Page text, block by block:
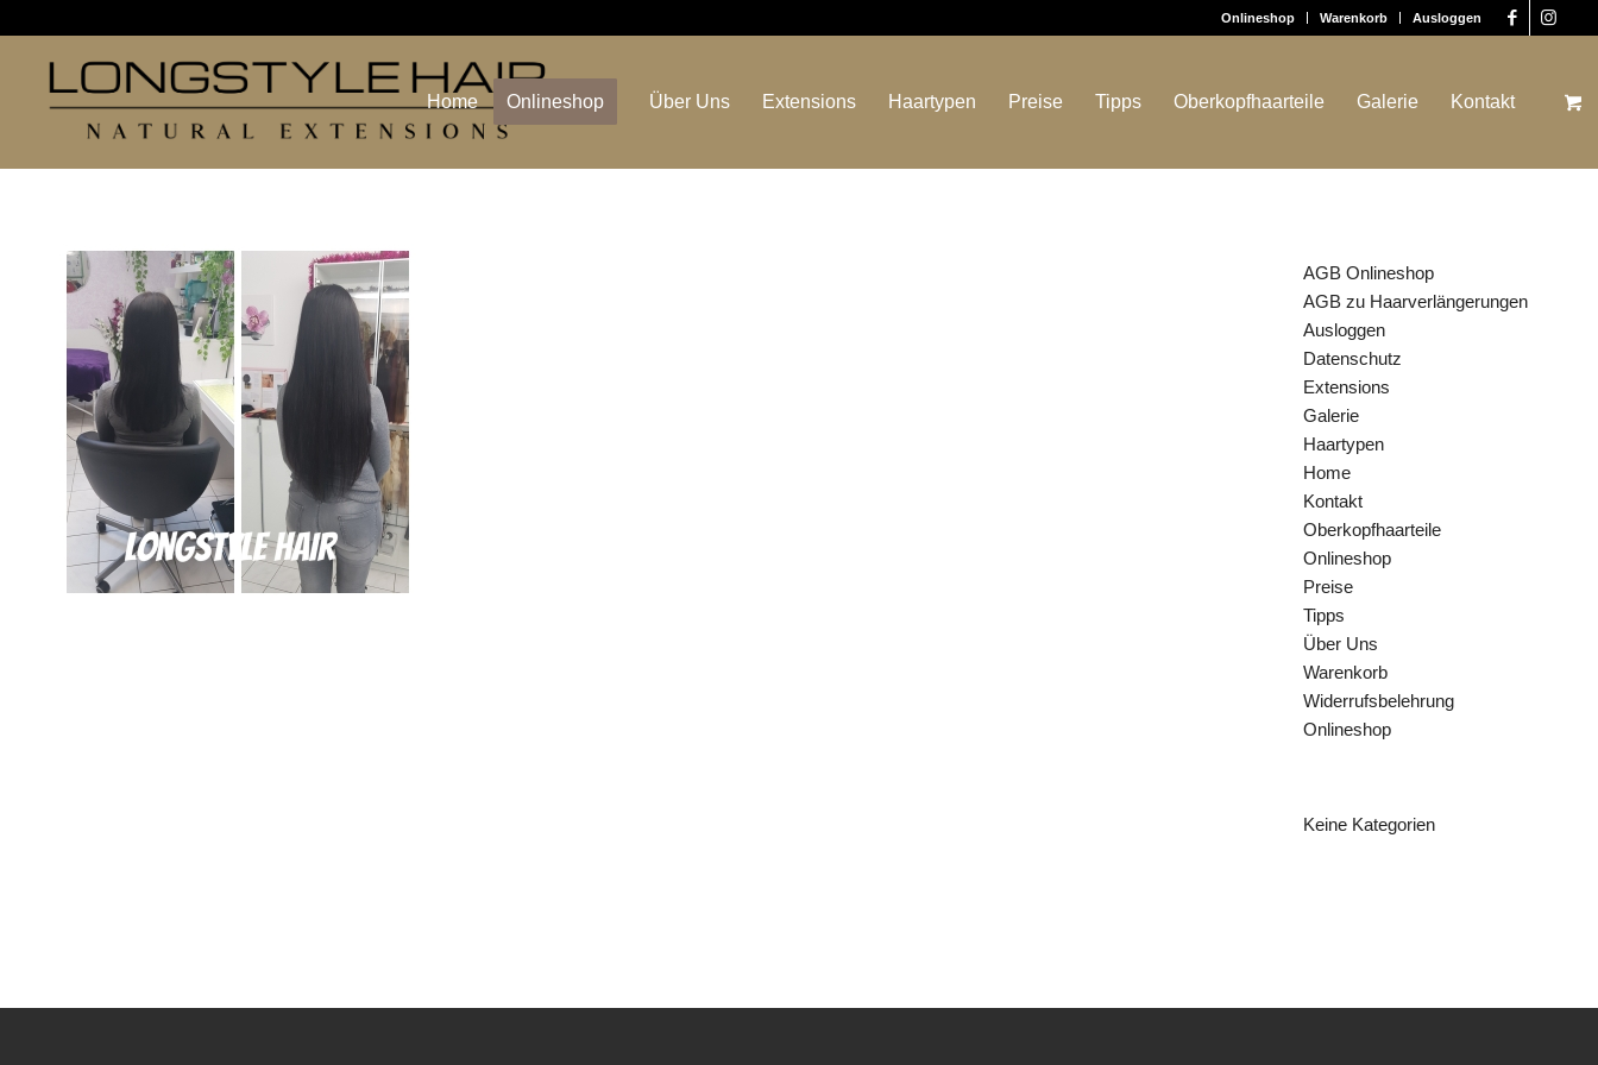
Onlineshop Warenkorb Ausloggen
Home Onlineshop Über Uns Extensions Haartypen Preise Tipps Oberkopfhaarteile Galerie Kontakt
AGB Onlineshop
AGB zu Haarverlängerungen
Ausloggen
Datenschutz
Extensions
Galerie
Haartypen
Home
Kontakt
Oberkopfhaarteile
Onlineshop
Preise
Tipps
Über Uns
Warenkorb
Widerrufsbelehrung
Onlineshop
Keine Kategorien